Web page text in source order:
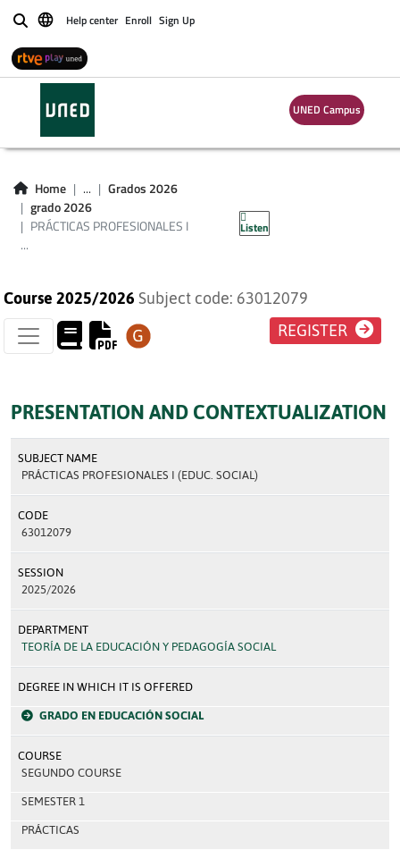
BuscarHelp center Enroll Sign Up
UNED Campus
Home ...
Grados 2026
grado 2026
PRÁCTICAS PROFESIONALES I
...
Listen
PRÁCTICAS
PROFESIONALES I
(EDUC. SOCIAL)
Course 2025/2026 Subject code: 63012079
REGISTER
PRESENTATION AND CONTEXTUALIZATION
SUBJECT NAME
PRÁCTICAS PROFESIONALES I (EDUC. SOCIAL)
CODE
63012079
SESSION
2025/2026
DEPARTMENT
TEORÍA DE LA EDUCACIÓN Y PEDAGOGÍA SOCIAL
DEGREE IN WHICH IT IS OFFERED
GRADO EN EDUCACIÓN SOCIAL
COURSE
SEGUNDO COURSE
SEMESTER 1
PRÁCTICAS